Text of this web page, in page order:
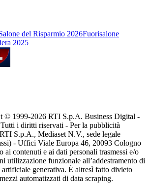
del Risparmio 2026Fuorisalone
2025
© 1999-2026 RTI S.p.A. Business Digital -
i diritti riservati - Per la pubblicità
S.p.A., Mediaset N.V., sede legale
- Uffici Viale Europa 46, 20093 Cologno
ai contenuti e ai dati personali trasmessi e/o
utilizzazione funzionale all’addestramento di
generativa. È altresì fatto divieto
automatizzati di data scraping.